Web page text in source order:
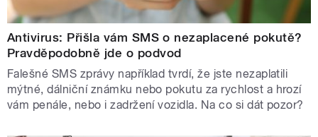
Antivirus: Přišla vám SMS o nezaplacené pokutě?
Pravděpodobně jde o podvod
Falešné SMS zprávy například tvrdí, že jste nezaplatili
mýtné, dálniční známku nebo pokutu za rychlost a hrozí
vám penále, nebo i zadržení vozidla. Na co si dát pozor?